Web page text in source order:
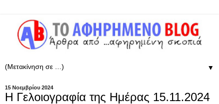
▼
15 Νοεμβρίου 2024
Η Γελοιογραφία της Ημέρας 15.11.2024